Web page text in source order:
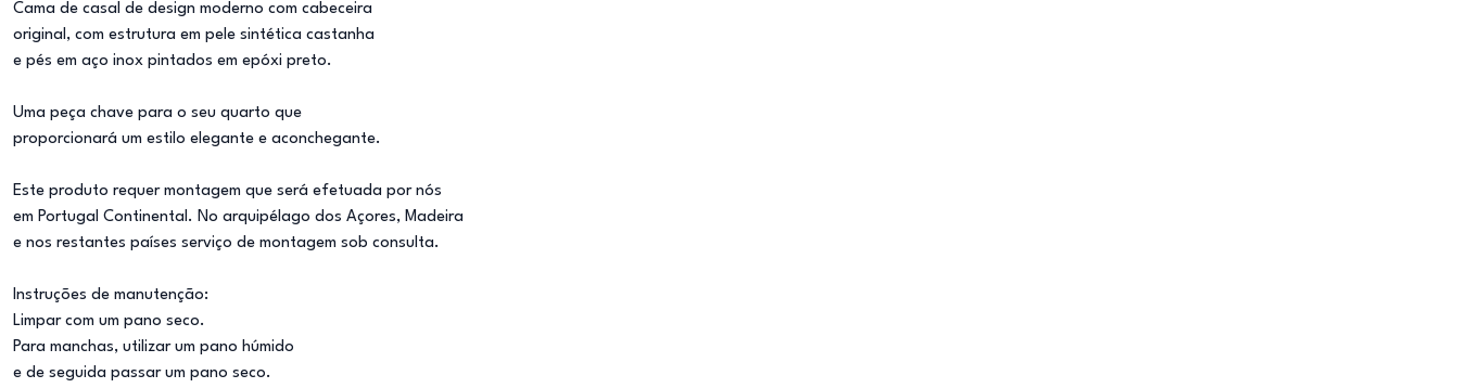
Cama de casal de design moderno com cabeceira
original, com estrutura em pele sintética castanha
e pés em aço inox pintados em epóxi preto.
Uma peça chave para o seu quarto que
proporcionará um estilo elegante e aconchegante.
Este produto requer montagem que será efetuada por nós
em Portugal Continental. No arquipélago dos Açores, Madeira
e nos restantes países serviço de montagem sob consulta.
Instruções de manutenção:
Limpar com um pano seco.
Para manchas, utilizar um pano húmido
e de seguida passar um pano seco.